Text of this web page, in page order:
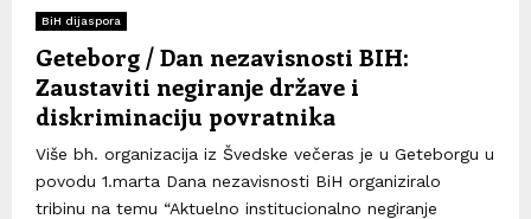
BiH dijaspora
Geteborg / Dan nezavisnosti BIH:
Zaustaviti negiranje države i
diskriminaciju povratnika
Više bh. organizacija iz Švedske večeras je u Geteborgu u
povodu 1.marta Dana nezavisnosti BiH organiziralo
tribinu na temu “Aktuelno institucionalno negiranje